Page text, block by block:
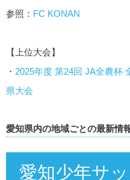
参照： FC KONAN
【上位大会】
・ 2025年度 第24回 JA全農杯
県大会
愛知県内の地域ごとの最新情
愛知少年サ